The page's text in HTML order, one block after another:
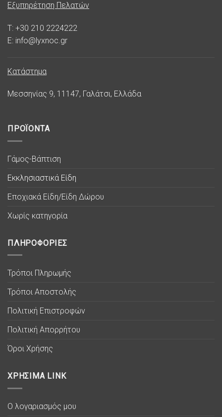
Εξυπηρέτηση Πελατών
T: +30 210 2224222
E: info@lyxnoc.gr
Κατάστημα
Μεσσηνίας 9, 11147, Γαλάτσι, Ελλάδα
ΠΡΟΪΟΝΤΑ
Γάμος-Βάπτιση
Εκκλησιαστικά Είδη
Εποχιακά Είδη/Είδη Δώρου
Χωρίς κατηγορία
ΠΛΗΡΟΦΟΡΙΕΣ
Τρόποι Πληρωμής
Τρόποι Αποστολής
Πολιτική Επιστροφών
Πολιτική Απορρήτου
Όροι Χρήσης
ΧΡΗΣΙΜΑ LINK
Ο λογαριασμός μου